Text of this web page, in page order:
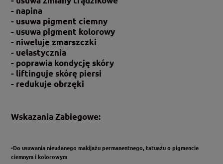
- napina
- usuwa pigment ciemny
- usuwa pigment kolorowy
- niweluje zmarszczki
- uelastycznia
- poprawia kondycję skóry
- liftinguje skórę piersi
- redukuje obrzęki
Wskazania Zabiegowe:
-Do usuwania nieudanego makijażu permanentnego, tatuażu o pigmencie
ciemnym i kolorowym